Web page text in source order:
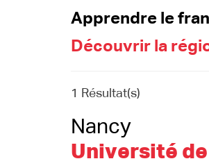
Apprendre le
Découvrir la
1 Résultat(s)
Nancy
Université